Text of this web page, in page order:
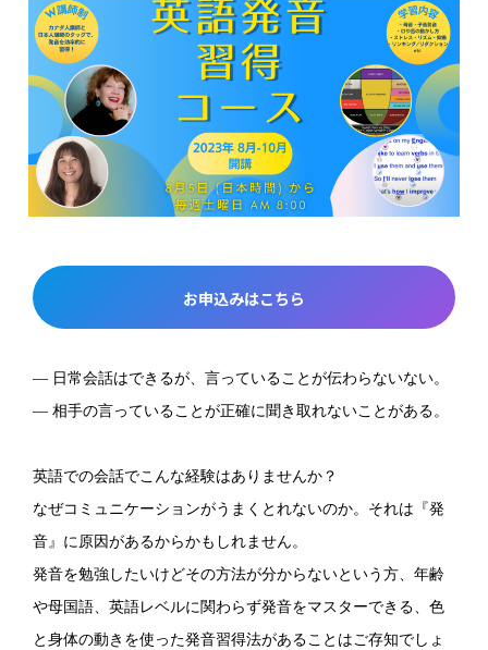
お申込みはこちら
― 日常会話はできるが、言っていることが伝わらないない。
― 相手の言っていることが正確に聞き取れないことがある。
英語での会話でこんな経験はありませんか？
なぜコミュニケーションがうまくとれないのか。それは『発
音』に原因があるからかもしれません。
発音を勉強したいけどその方法が分からないという方、年齢
や母国語、英語レベルに関わらず発音をマスターできる、色
と身体の動きを使った発音習得法があることはご存知でしょ